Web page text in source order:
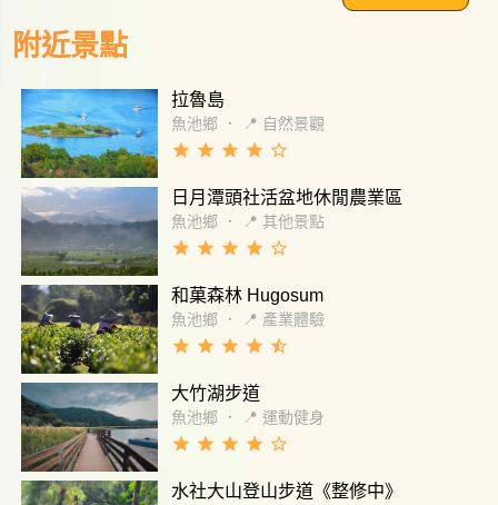
東西口罩會不會飛走，沒想到竟然還可以用特
施一直轉坐完還真的有點暈~ UFO：不知道為
什麼，我搭UFO在向上的時候，她好像沒有在
轉圈圈？（記憶中跟查評價應該都是有轉圈）
可能少看到一些好看的風景的機會這樣，也可
能是自己太緊張吧XD 另外突然的失重還真的會
不習慣呢～ 纜車：假日四點半關閉，但九族纜
車單程要5分鐘、而日月潭纜車單程就要15分
鐘，記得要去搭的話三點半就要開始搭比較不
趕～
次光臨九族 帶著小小孩搭纜車上山 一路玩下來
因下石板樓梯不慎踩空 導致左腳嚴重扭傷 特別
感謝當天在吹箭場的服務人員 立即發現且提供
冰塊冰敷 以及請救護站的人員來幫我包紮 雖然
傷了腳 還是帶著小孩玩完整個九族文化村
到歡樂城，人潮蜂擁的排隊長龍真的幾樣熱門
遊樂設施”青蛙跳跳(小型高空彈跳)、熱氣球、
歡樂城周邊還有其他的遊樂區(九族文化村的出
口處停車場就在歡樂城外面)。 ~來這裡玩要安
排最早的第一時間就進來一票到底的玩才夠。
，這裡就算走在筆直的神木林蔭道上綠綠的樹
草的都很令人神清氣爽空氣清新視野愉悅。 這
裡，著名的日月潭纜車可是一定要搭乘的，九
族~日月潭連結的兩段蜿蜒的纜車從上方觀賞綠
油油的遠處和園景令人高空中有驚有喜又飽覽
鳥瞰的眼福。 日月潭這邊也有幾樣遊樂設施和
賞湖的湖邊遊園船車，還有美味的山葵紅茶遊
客可也要記得享用(山葵豆腐真是鮮嗆啊～)，腳
程比較慢的就多來幾次走過幾次的就熟悉了。
這裡有遊園導覽，非常豐富和仔細，趕時間的
可以參考導覽自己注意時間的掌握。
附近景點
拉魯島
魚池鄉 ． 📍 自然景觀
grade grade grade grade star_border
日月潭頭社活盆地休閒農業區
魚池鄉 ． 📍 其他景點
grade grade grade grade star_border
和菓森林 Hugosum
魚池鄉 ． 📍 產業體驗
grade grade grade grade star_half
大竹湖步道
魚池鄉 ． 📍 運動健身
grade grade grade grade star_border
水社大山登山步道《整修中》